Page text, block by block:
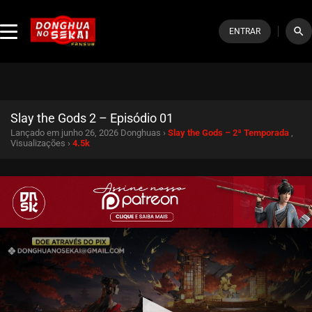
ENTRAR search
Slay the Gods 2 – Episódio 01
Lançado em junho 26, 2026 Donghuas › Slay the Gods – 2ª Temporada
Visualizações › 4.5k